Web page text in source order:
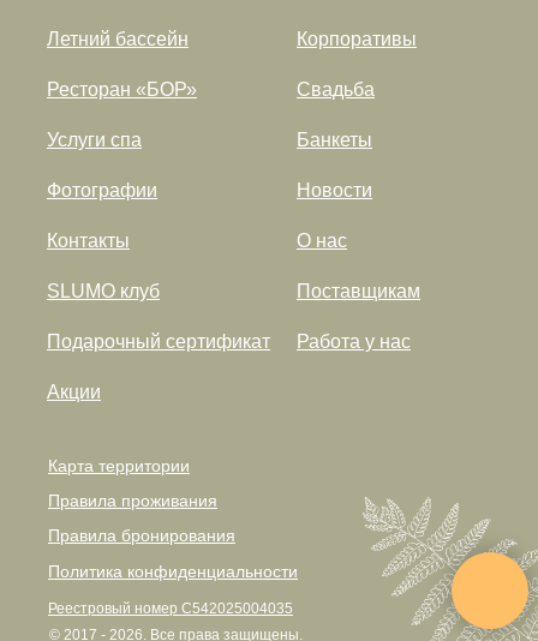
Акции
Ресторан «БОР»
Услуги спа
Летний бассейн
О нас
SLUMO клуб
Новости
Подарочный сертификат
Корпоративы
Фотографии
Свадьба
Политика конфиденциальности
Карта территории
Реестровый номер С542025004035
Правила проживания
Правила бронирования
© 2017 - 2026. Все права защищены.
Работа у нас
Банкеты
Поставщикам
Контакты